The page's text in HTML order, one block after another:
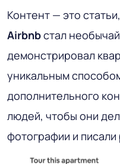
Контент — это
Airbnbстал
демонстрировал
уникальным
дополнительного
людей, чтобы они
фотографии и